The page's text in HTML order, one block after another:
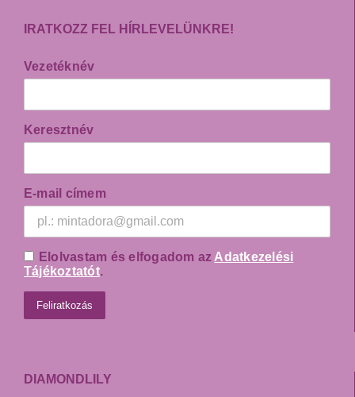
IRATKOZZ FEL HÍRLEVELÜNKRE!
Vezetéknév
Keresztnév
E-mail címem
Elolvastam és elfogadom az Adatkezelési
Tájékoztatót.
DIAMONDLILY